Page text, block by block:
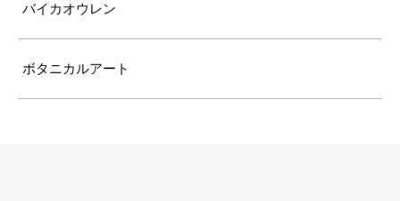
バイカオウレン
ボタニカルアート